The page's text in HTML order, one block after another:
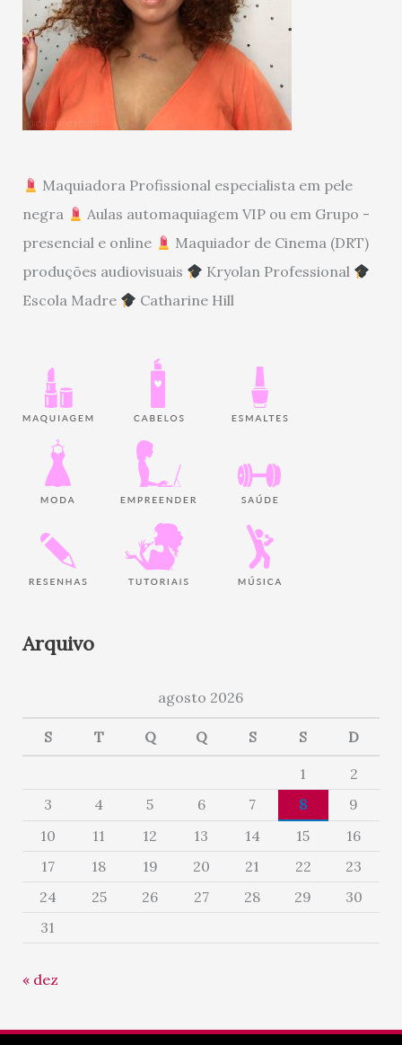
Maquiadora Profissional especialista em pele
negra
Aulas automaquiagem VIP ou em Grupo -
presencial e online
Maquiador de Cinema (DRT)
produções audiovisuais
Kryolan Professional
Escola Madre
Catharine Hill
Arquivo
agosto 2026
S T Q Q S S D
1
2
3
4 5 6 7 8
9
10
11 12 13 14 15
16
17
18 19 20 21 22
23
24
25 26 27 28 29
30
31
« dez